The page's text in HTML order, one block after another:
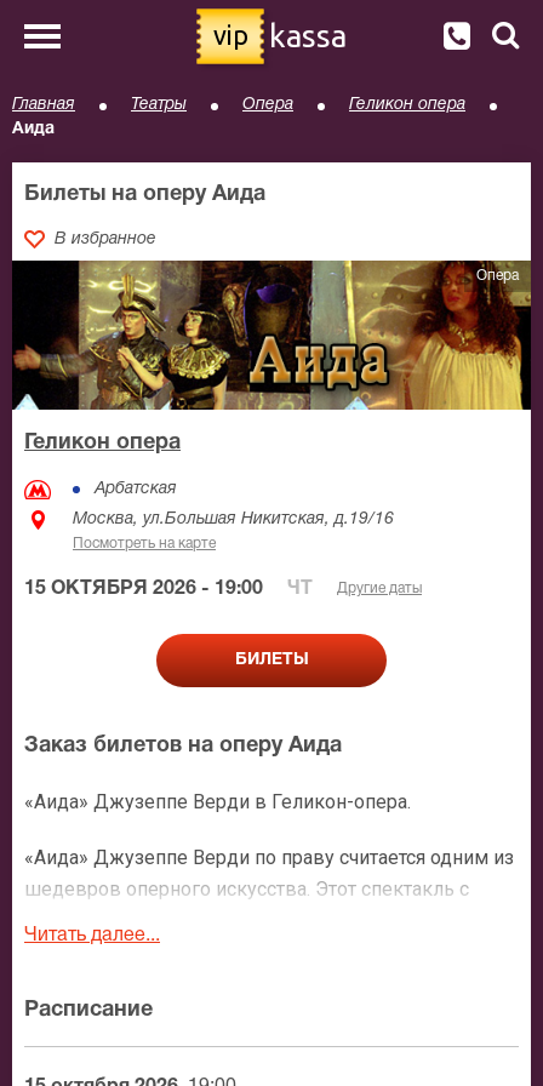
vip kassa
Главная Театры Опера
Геликон опера
Аида
Билеты на оперу Аида
В избранное
Опера
Геликон опера
Арбатская
Москва, ул.Большая Никитская, д.19/16
Посмотреть на карте
15 ОКТЯБРЯ 2026 - 19:00 ЧТ Другие даты
БИЛЕТЫ
Заказ билетов на оперу Аида
«Аида» Джузеппе Верди в Геликон-опера.
«Аида» Джузеппе Верди по праву считается одним из
шедевров оперного искусства. Этот спектакль с
успехом идет на сценах лучших театров мира,
в далекое прошлое..
Фивы и Мемфис. Времена правления фараонов. Дочь
Читать далее...
Расписание